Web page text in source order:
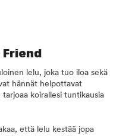
lelu, joka tuo iloa sekä
hännät helpottavat
koirallesi tuntikausia
että lelu kestää jopa